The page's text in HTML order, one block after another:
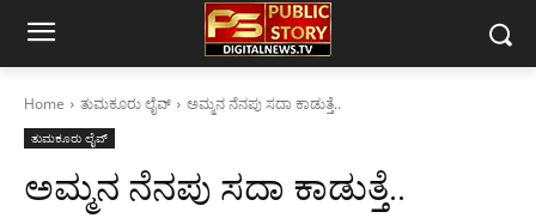
Home ತುಮಕೂರು ಲೈವ್ ಅಮ್ಮನ ನೆನಪು ಸದಾ ಕಾಡುತ್ತೆ..
ತುಮಕೂರು ಲೈವ್
ಅಮ್ಮನ ನೆನಪು ಸದಾ ಕಾಡುತ್ತೆ..